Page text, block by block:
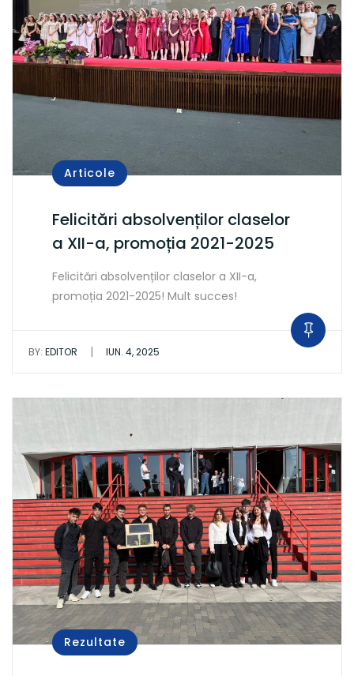
Articole
Felicitări absolvenților claselor
a XII-a, promoția 2021-2025
Felicitări absolvenților claselor a XII-a,
promoția 2021-2025! Mult succes!
BY: EDITOR | IUN. 4, 2025
Rezultate